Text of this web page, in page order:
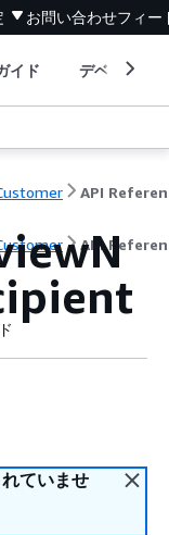
お問い合わせフィー
イド デベロッパ
API
API
ていませ